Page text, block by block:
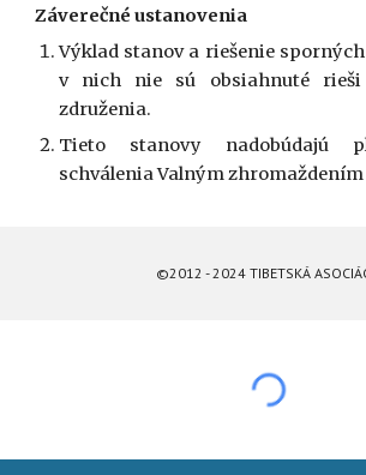
Záverečné ustanovenia
Výklad stanov a riešenie
v nich nie sú obsiahnuté rieši
združenia.
Tieto stanovy nadobúdajú
schválenia Valným
©2012 - 2024 TIBETSKÁ